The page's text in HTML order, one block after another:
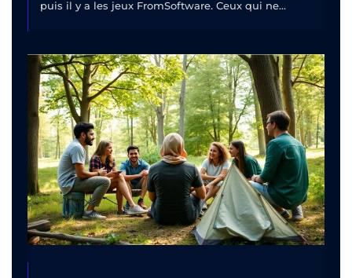
puis il y a les jeux FromSoftware. Ceux qui ne...